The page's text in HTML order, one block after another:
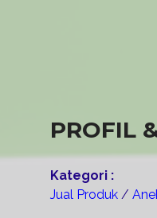
PROFIL
Kategori :
Jual Produk /